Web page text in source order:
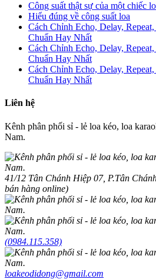
Công suất thật sự của một chiếc
Hiểu đúng về công suất loa
Cách Chỉnh Echo, Delay,
Chuẩn Hay Nhất
Cách Chỉnh Echo, Delay,
Chuẩn Hay Nhất
Cách Chỉnh Echo, Delay,
Chuẩn Hay Nhất
Liên hệ
Kênh phân phối sỉ - lẻ loa kéo, loa
Nam.
41/12 Tân Chánh Hiệp 07, P.Tân
bán hàng online)
(0984.115.358)
loakeodidong@gmail.com